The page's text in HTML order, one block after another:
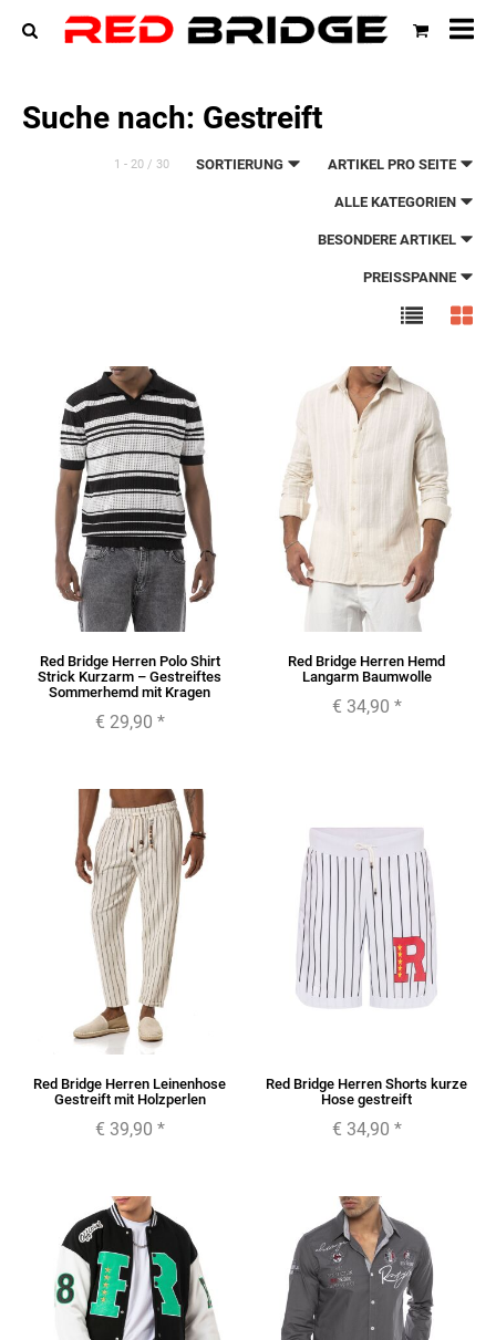
Suche nach: Gestreift
1 - 20 / 30 SORTIERUNG ARTIKEL PRO SEITE
ALLE KATEGORIEN
BESONDERE ARTIKEL
PREISSPANNE
Red Bridge Herren Polo Shirt
Strick Kurzarm – Gestreiftes
Sommerhemd mit Kragen
€ 29,90 *
Red Bridge Herren Hemd
Langarm Baumwolle
€ 34,90 *
Red Bridge Herren Leinenhose
Gestreift mit Holzperlen
€ 39,90 *
Red Bridge Herren Shorts kurze
Hose gestreift
€ 34,90 *